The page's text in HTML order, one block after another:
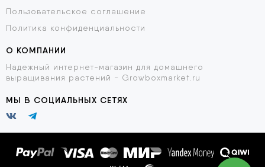
Пользовательское соглашение
Политика конфиденциальности
О КОМПАНИИ
Надежный интернет-магазин для домашнего
выращивания растений - Growboxmarket.ru
МЫ В СОЦИАЛЬНЫХ СЕТЯХ